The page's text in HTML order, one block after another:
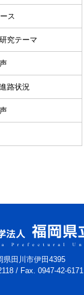
ス
究テーマ
路状況
田川市伊田4395
/ Fax. 0947-42-6171